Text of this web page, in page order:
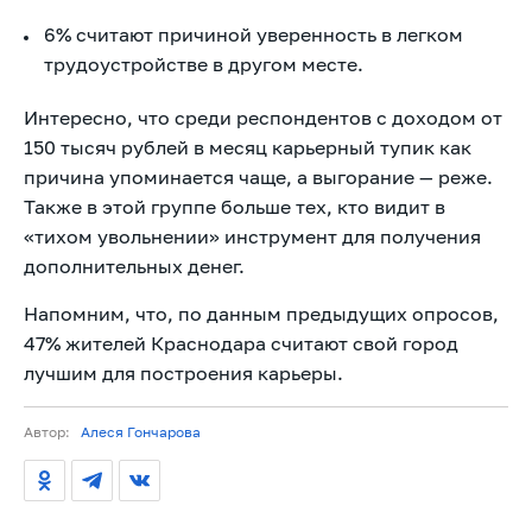
6% считают причиной уверенность в легком
трудоустройстве в другом месте.
Интересно, что среди респондентов с доходом от
150 тысяч рублей в месяц карьерный тупик как
причина упоминается чаще, а выгорание — реже.
Также в этой группе больше тех, кто видит в
«тихом увольнении» инструмент для получения
дополнительных денег.
Напомним, что, по данным предыдущих опросов,
47% жителей Краснодара считают свой город
лучшим для построения карьеры.
Автор: Алеся Гончарова